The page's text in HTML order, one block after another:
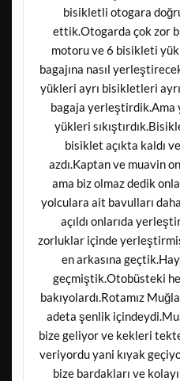
bisikletli otogara
ettik.Otogarda çok zor
motoru ve 6 bisikleti
bagajına nasıl
yükleri ayrı bisikletleri
bagaja yerleştirdik.Ama
yükleri
bisiklet açıkta kaldı
azdı.Kaptan ve muavin
ama biz olmaz dedik
yolculara ait bavulları
açıldı onlarıda
zorluklar içinde
en arkasına
geçmiştik.Otobüsteki
bakıyolardı.Rotamız
adeta şenlik
bize geliyor ve kekleri
veriyordu yani kıyak
bize bardakları ve